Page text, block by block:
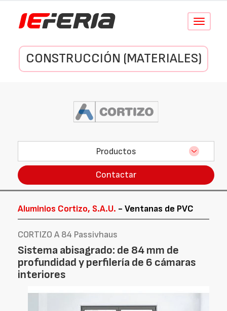
Conmutar
CONSTRUCCIÓN (MATERIALES)
Productos
Contactar
Aluminios Cortizo, S.A.U. - Ventanas de PVC
CORTIZO A 84 Passivhaus
Sistema abisagrado: de 84 mm de
profundidad y perfilería de 6 cámaras
interiores